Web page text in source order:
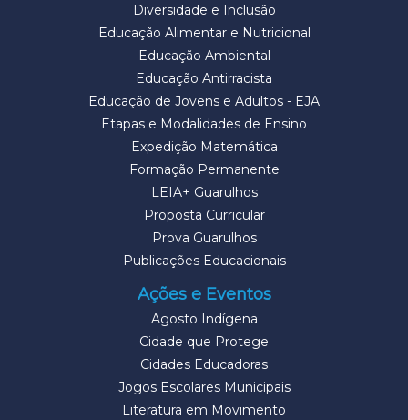
Diversidade e Inclusão
Educação Alimentar e Nutricional
Educação Ambiental
Educação Antirracista
Educação de Jovens e Adultos - EJA
Etapas e Modalidades de Ensino
Expedição Matemática
Formação Permanente
LEIA+ Guarulhos
Proposta Curricular
Prova Guarulhos
Publicações Educacionais
Ações e Eventos
Agosto Indígena
Cidade que Protege
Cidades Educadoras
Jogos Escolares Municipais
Literatura em Movimento